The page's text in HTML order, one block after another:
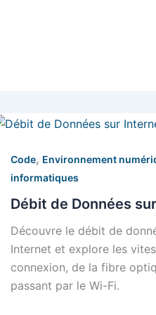
Code, Environnement
informatiques
Débit de Données
Découvre le débit de
Internet et explore les
connexion, de la fibre
passant par le Wi-Fi.